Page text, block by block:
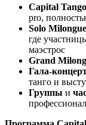
Capital
pro,
Solo
где
маэстрос
Grand
Гала-
танго и
Группы и